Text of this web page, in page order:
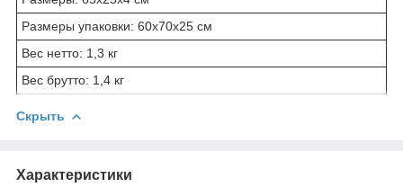
Размеры упаковки: 60x70x25 см
Вес нетто: 1,3 кг
Вес брутто: 1,4 кг
Скрыть
Характеристики